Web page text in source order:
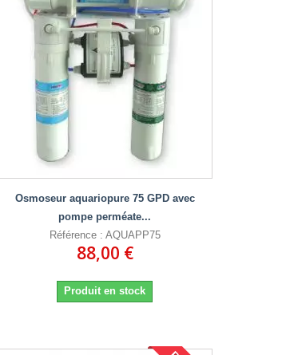
Osmoseur aquariopure 75 GPD avec
pompe perméate...
Référence : AQUAPP75
88,00 €
Produit en stock